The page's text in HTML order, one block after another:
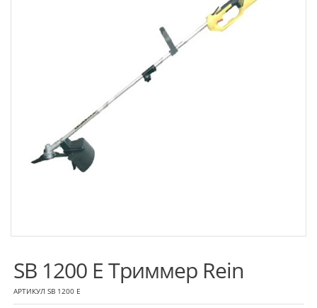
SB 1200 E Триммер Rein
АРТИКУЛ SB 1200 E